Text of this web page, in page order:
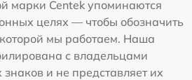
марки Centek упоминаются
целях — чтобы обозначить
мы работаем. Наша
с владельцами
и не представляет их